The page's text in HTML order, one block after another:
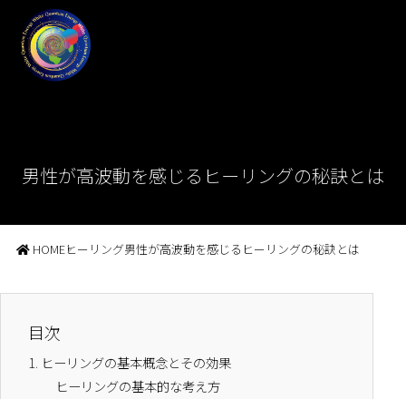
男性が高波動を感じるヒーリングの秘訣とは
HOMEヒーリング男性が高波動を感じるヒーリングの秘訣とは
目次
1. ヒーリングの基本概念とその効果
ヒーリングの基本的な考え方